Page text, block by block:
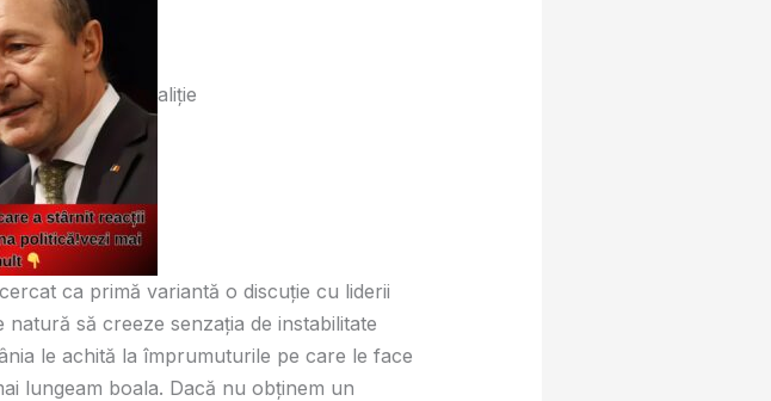
aliție
ca primă variantă o discuție cu liderii
să creeze senzația de instabilitate
le achită la împrumuturile pe care le face
lungeam boala. Dacă nu obținem un